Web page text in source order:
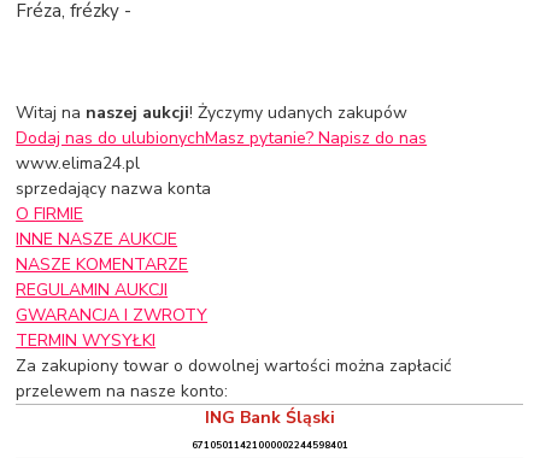
Fréza, frézky -
Witaj na naszej aukcji! Życzymy udanych zakupów
Dodaj nas do ulubionychMasz pytanie? Napisz do nas
www.elima24.pl
sprzedający nazwa konta
O FIRMIE
INNE NASZE AUKCJE
NASZE KOMENTARZE
REGULAMIN AUKCJI
GWARANCJA I ZWROTY
TERMIN WYSYŁKI
Za zakupiony towar o dowolnej wartości można zapłacić
przelewem na nasze konto:
ING Bank Śląski
67105011421000002244598401